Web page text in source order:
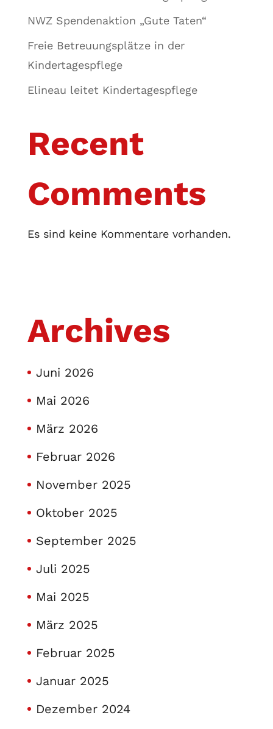
NWZ Spendenaktion „Gute Taten“
Freie Betreuungsplätze in der
Kindertagespflege
Elineau leitet Kindertagespflege
Recent
Comments
Es sind keine Kommentare vorhanden.
Archives
Juni 2026
Mai 2026
März 2026
Februar 2026
November 2025
Oktober 2025
September 2025
Juli 2025
Mai 2025
März 2025
Februar 2025
Januar 2025
Dezember 2024